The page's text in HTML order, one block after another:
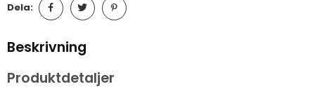
Dela:
Beskrivning
Produktdetaljer